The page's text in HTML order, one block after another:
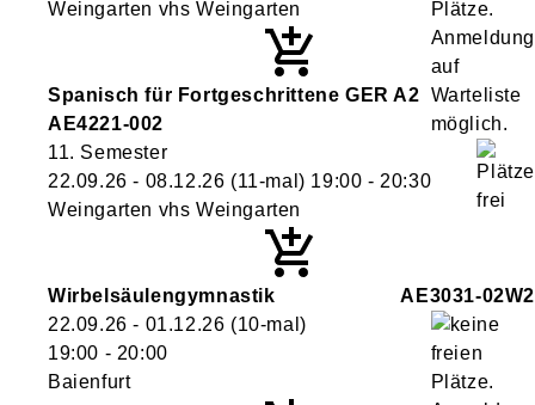
Weingarten vhs Weingarten
Spanisch für Fortgeschrittene GER A2
AE4221-002
11. Semester
22.09.26 - 08.12.26 (11-mal) 19:00 - 20:30
Weingarten vhs Weingarten
Wirbelsäulengymnastik
AE3031-02W2
22.09.26 - 01.12.26 (10-mal)
19:00 - 20:00
Baienfurt